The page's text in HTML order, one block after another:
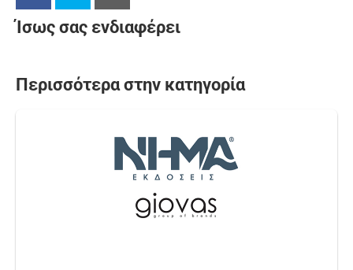
Ίσως σας ενδιαφέρει
Περισσότερα στην κατηγορία